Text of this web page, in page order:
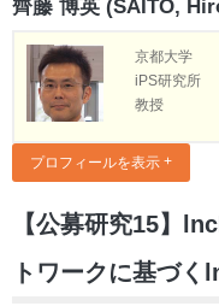
齊藤 博英 (SAITO,
京都大学
iPS研究所
教授
プロフィールを表示
【公募研究15】
トワークに基づ